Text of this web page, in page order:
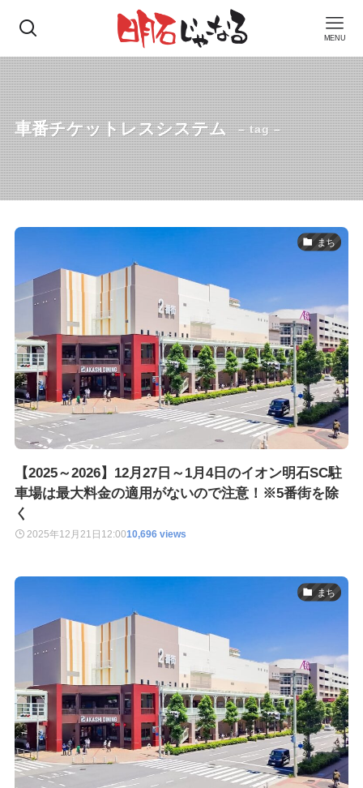
MENU
車番チケットレスシステム – tag –
まち
【2025～2026】12月27日～1月4日のイオン明石SC駐
車場は最大料金の適用がないので注意！※5番街を除
く
2025年12月21日 12:0010,696 views
まち